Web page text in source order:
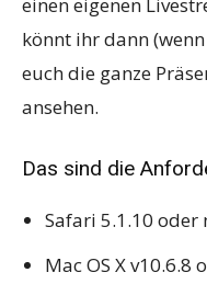
könnt ihr dann
euch die ganze
ansehen.
Das sind die
Safari 5.1.10 oder
Mac OS X v10.6.8